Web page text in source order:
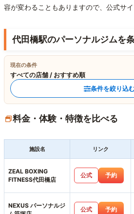
容が変わることもありますので、公式サイ
代田橋駅のパーソナルジムを
現在の条件
すべての店舗 / おすすめ順
条件を絞り込
料金・体験・特徴を比べる
施設名 リンク
ZEAL BOXING
FITNESS代田橋店
公式 予約
NEXUS パーソナルジ
公式 予約